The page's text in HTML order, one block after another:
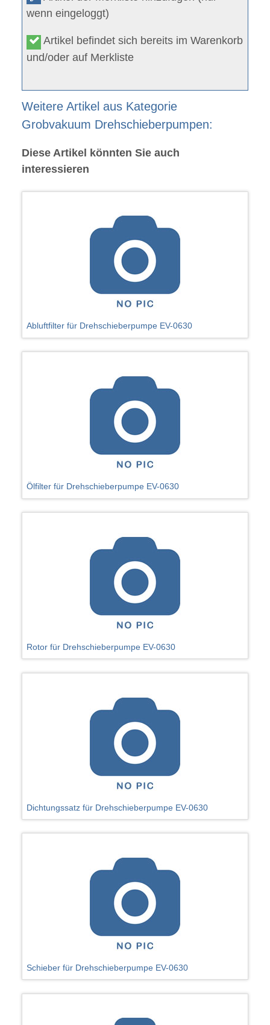
wenn eingeloggt)
Artikel befindet sich bereits im Warenkorb
und/oder auf Merkliste
Weitere Artikel aus Kategorie
Grobvakuum Drehschieberpumpen:
Diese Artikel könnten Sie auch
interessieren
Abluftfilter für Drehschieberpumpe EV-0630
Ölfilter für Drehschieberpumpe EV-0630
Rotor für Drehschieberpumpe EV-0630
Dichtungssatz für Drehschieberpumpe EV-0630
Schieber für Drehschieberpumpe EV-0630